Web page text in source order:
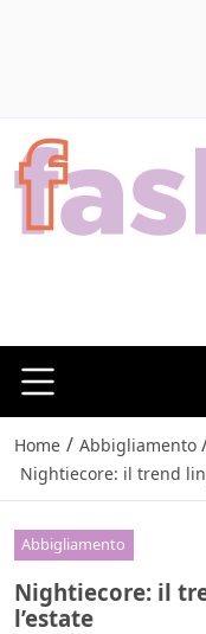
Home / Abbigliamento
Nightiecore: il trend
Abbigliamento
Nightiecore: il
l’estate